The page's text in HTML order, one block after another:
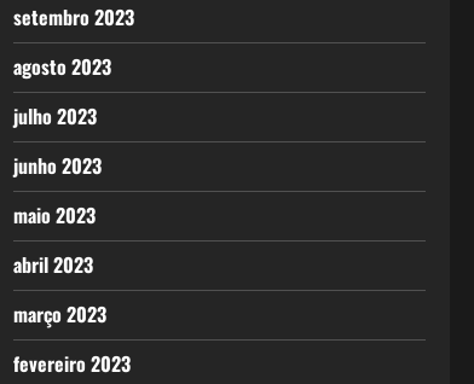
setembro 2023
agosto 2023
julho 2023
junho 2023
maio 2023
abril 2023
março 2023
fevereiro 2023